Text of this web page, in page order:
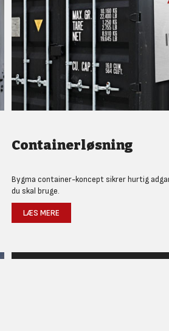
Containerløsning
Bygma container-koncept sikrer hurtig
du skal bruge.
LÆS MERE